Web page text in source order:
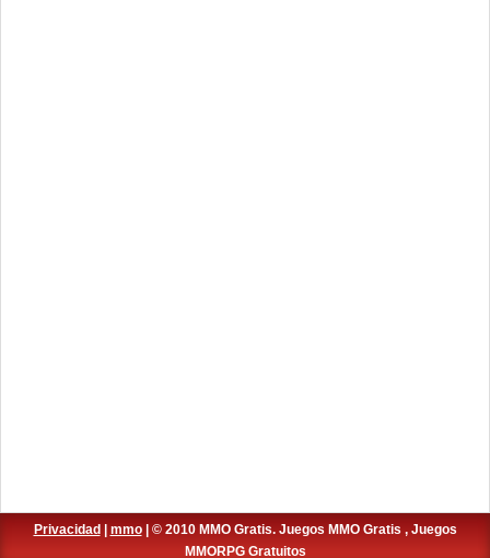
Privacidad mmo| © 2010 MMO Gratis. Juegos MMO Gratis , Juegos
MMORPG Gratuitos